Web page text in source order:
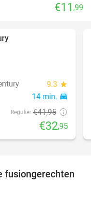
€11 ,99
9.3 star
14 min. directions_car
Regulier €41,95
€32,95
19%
fusiongerechten